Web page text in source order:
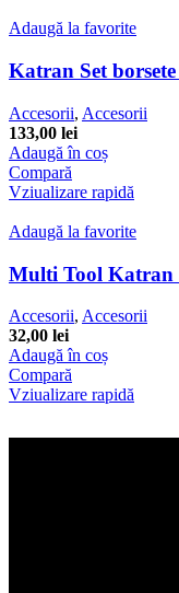
Adaugă la favorite
Katran Set
Accesorii, Accesorii
133,00 lei
Adaugă în coș
Compară
Vziualizare rapidă
Adaugă la favorite
Multi Tool Katran
Accesorii, Accesorii
32,00 lei
Adaugă în coș
Compară
Vziualizare rapidă